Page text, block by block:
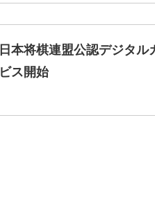
日本将棋連盟公認デジタ
ビス開始